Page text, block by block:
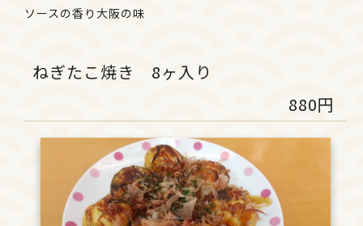
ソースの香り大阪の味
ねぎたこ焼き 8ヶ入り
880円